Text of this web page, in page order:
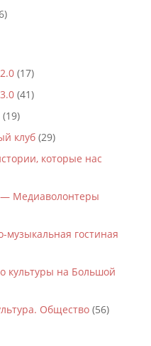
(17)
(41)
(19)
клуб(29)
которые нас
Медиаволонтеры
гостиная
культуры на Большой
Общество(56)